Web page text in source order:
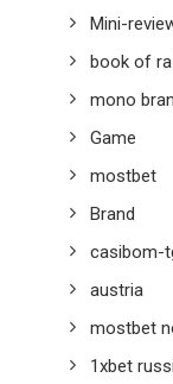
Mini-
book of
mono
Game
mostbet
Brand
casibom-
austria
mostbet
1xbet